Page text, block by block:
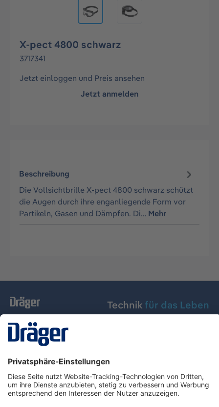
X-pect 4800 schwarz
3717341
Jetzt einloggen und Preis ansehen
Jetzt anmelden
Beschreibung
Die Vollsichtbrille X-pect 4800 schwarz schützt
die Augen durch ihre enganliegende Form vor
Partikeln, Gasen und Dämpfen. Di… Mehr
Technik für das Leben
Dräger Austria GmbH
Über Dräger
Informationen